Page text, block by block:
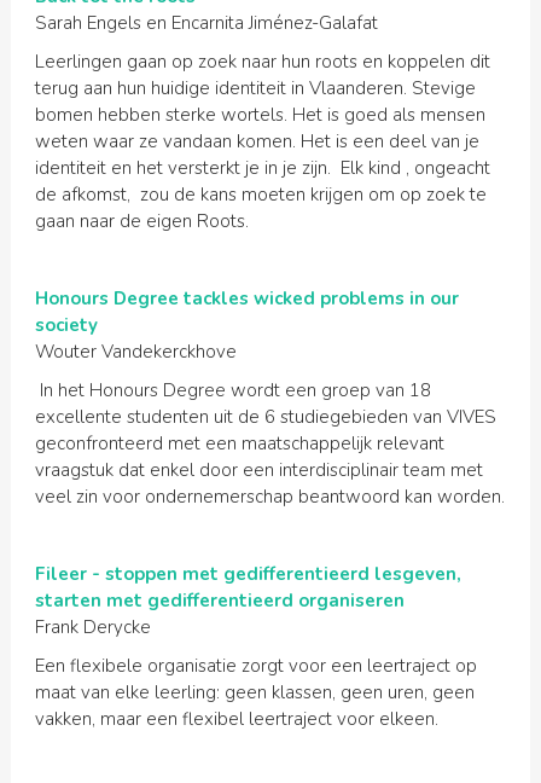
Sarah Engels en Encarnita Jiménez-Galafat
Leerlingen gaan op zoek naar hun roots en koppelen dit
terug aan hun huidige identiteit in Vlaanderen. Stevige
bomen hebben sterke wortels. Het is goed als mensen
weten waar ze vandaan komen. Het is een deel van je
identiteit en het versterkt je in je zijn. Elk kind , ongeacht
de afkomst, zou de kans moeten krijgen om op zoek te
gaan naar de eigen Roots.
Honours Degree tackles wicked problems in our
society
Wouter Vandekerckhove
In het Honours Degree wordt een groep van 18
excellente studenten uit de 6 studiegebieden van VIVES
geconfronteerd met een maatschappelijk relevant
vraagstuk dat enkel door een interdisciplinair team met
veel zin voor ondernemerschap beantwoord kan worden.
Fileer - stoppen met gedifferentieerd lesgeven,
starten met gedifferentieerd organiseren
Frank Derycke
Een flexibele organisatie zorgt voor een leertraject op
maat van elke leerling: geen klassen, geen uren, geen
vakken, maar een flexibel leertraject voor elkeen.